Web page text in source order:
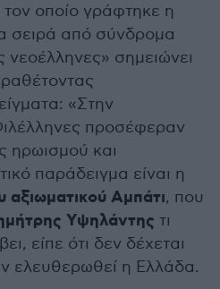
τον οποίο γράφτηκε η
σειρά από σύνδρομα
νεοέλληνες» σημειώνει
«Στην
προσέφεραν
ηρωισμού και
παράδειγμα είναι η
αξιωματικού Αμπάτι, που
Υψηλάντης τι
είπε ότι δεν δέχεται
ελευθερωθεί η Ελλάδα.